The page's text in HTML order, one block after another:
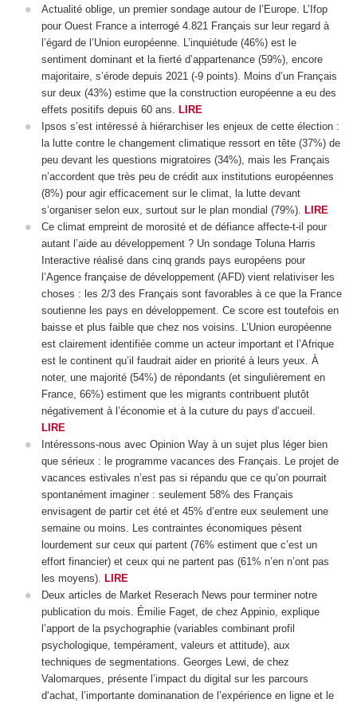
Actualité oblige, un premier sondage autour de l’Europe. L’Ifop
pour Ouest France a interrogé 4.821 Français sur leur regard à
l’égard de l’Union européenne. L’inquiétude (46%) est le
sentiment dominant et la fierté d’appartenance (59%), encore
majoritaire, s’érode depuis 2021 (-9 points). Moins d’un Français
sur deux (43%) estime que la construction européenne a eu des
effets positifs depuis 60 ans. LIRE
Ipsos s’est intéressé à hiérarchiser les enjeux de cette élection :
la lutte contre le changement climatique ressort en tête (37%) de
peu devant les questions migratoires (34%), mais les Français
n’accordent que très peu de crédit aux institutions européennes
(8%) pour agir efficacement sur le climat, la lutte devant
s’organiser selon eux, surtout sur le plan mondial (79%). LIRE
Ce climat empreint de morosité et de défiance affecte-t-il pour
autant l’aide au développement ? Un sondage Toluna Harris
Interactive réalisé dans cinq grands pays européens pour
l’Agence française de développement (AFD) vient relativiser les
choses : les 2/3 des Français sont favorables à ce que la France
soutienne les pays en développement. Ce score est toutefois en
baisse et plus faible que chez nos voisins. L’Union européenne
est clairement identifiée comme un acteur important et l’Afrique
est le continent qu’il faudrait aider en priorité à leurs yeux. À
noter, une majorité (54%) de répondants (et singulièrement en
France, 66%) estiment que les migrants contribuent plutôt
négativement à l’économie et à la cuture du pays d’accueil.
LIRE
Intéressons-nous avec Opinion Way à un sujet plus léger bien
que sérieux : le programme vacances des Français. Le projet de
vacances estivales n’est pas si répandu que ce qu’on pourrait
spontanément imaginer : seulement 58% des Français
envisagent de partir cet été et 45% d’entre eux seulement une
semaine ou moins. Les contraintes économiques pèsent
lourdement sur ceux qui partent (76% estiment que c’est un
effort financier) et ceux qui ne partent pas (61% n’en n’ont pas
les moyens). LIRE
Deux articles de Market Reserach News pour terminer notre
publication du mois. Émilie Faget, de chez Appinio, explique
l’apport de la psychographie (variables combinant profil
psychologique, tempérament, valeurs et attitude), aux
techniques de segmentations. Georges Lewi, de chez
Valomarques, présente l’impact du digital sur les parcours
d‘achat, l’importante dominanation de l’expérience en ligne et le